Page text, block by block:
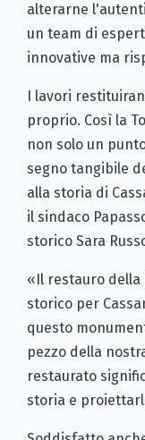
alterarne
un team di
innovative ma
I lavori
proprio. Così la
non solo un
segno tangibile
alla storia di
il sindaco
storico Sara
«Il restauro della
storico per
questo
pezzo della
restaurato
storia e